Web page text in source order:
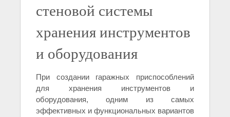
стеновой системы
хранения инструментов
и оборудования
При создании гаражных приспособлений
для хранения инструментов и
оборудования, одним из самых
эффективных и функциональных вариантов